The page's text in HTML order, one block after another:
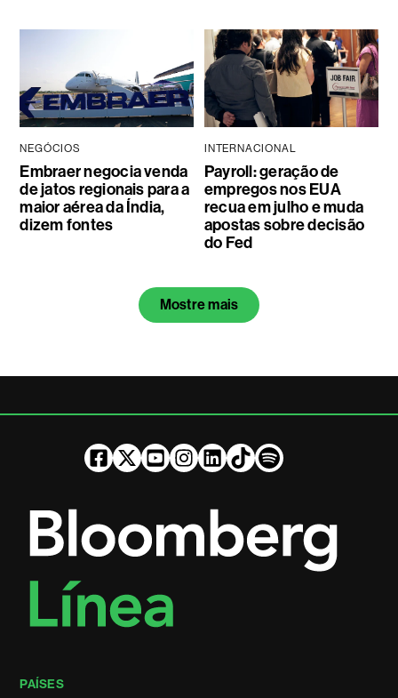
NEGÓCIOS
Embraer negocia venda
de jatos regionais para a
maior aérea da Índia,
dizem fontes
INTERNACIONAL
Payroll: geração de
empregos nos EUA
recua em julho e muda
apostas sobre decisão
do Fed
Mostre mais
PAÍSES